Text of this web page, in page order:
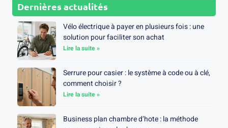
Dernières actualités
Vélo électrique à payer en plusieurs fois : une
solution pour faciliter son achat
Lire la suite »
Serrure pour casier : le système à code ou à clé,
comment choisir ?
Lire la suite »
Business plan chambre d’hote : la méthode